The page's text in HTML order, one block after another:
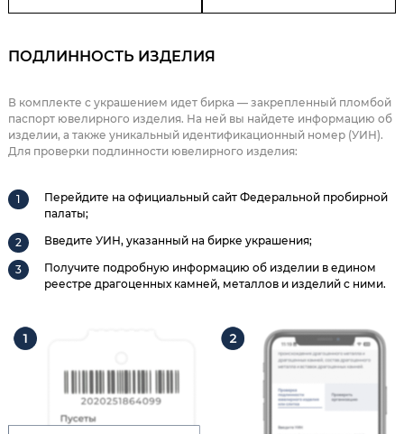
ПОДЛИННОСТЬ ИЗДЕЛИЯ
В комплекте с украшением идет бирка — закрепленный пломбой
паспорт ювелирного изделия. На ней вы найдете информацию об
изделии, а также уникальный идентификационный номер (УИН).
Для проверки подлинности ювелирного изделия:
Перейдите на официальный сайт Федеральной пробирной
палаты;
Введите УИН, указанный на бирке украшения;
Получите подробную информацию об изделии в едином
реестре драгоценных камней, металлов и изделий с ними.